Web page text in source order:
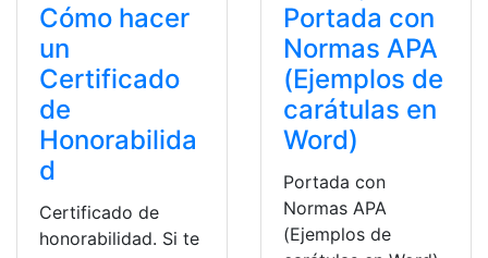
Cómo hacer
un
Certificado
de
Honorabilida
d
Certificado de
honorabilidad. Si te
Portada con
Normas APA
(Ejemplos de
carátulas en
Word)
Portada con
Normas APA
(Ejemplos de